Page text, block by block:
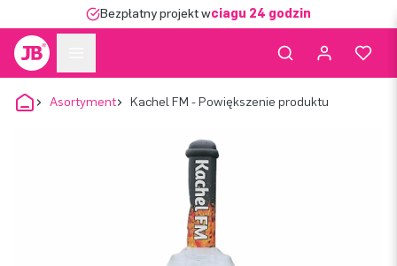
Bezpłatny projekt wciągu 24 godzin
Asortyment Kachel FM - Powiększenie produktu